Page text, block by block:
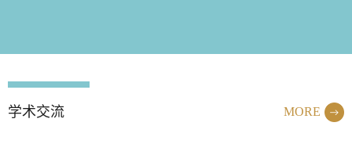
学术交流 MORE